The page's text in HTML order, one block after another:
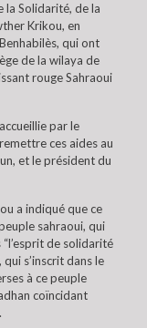
la Solidarité, de la
Krikou, en
qui ont
de la wilaya de
rouge Sahraoui
par le
ces aides au
et le président du
a indiqué que ce
sahraoui, qui
de solidarité
s’inscrit dans le
à ce peuple
coïncidant